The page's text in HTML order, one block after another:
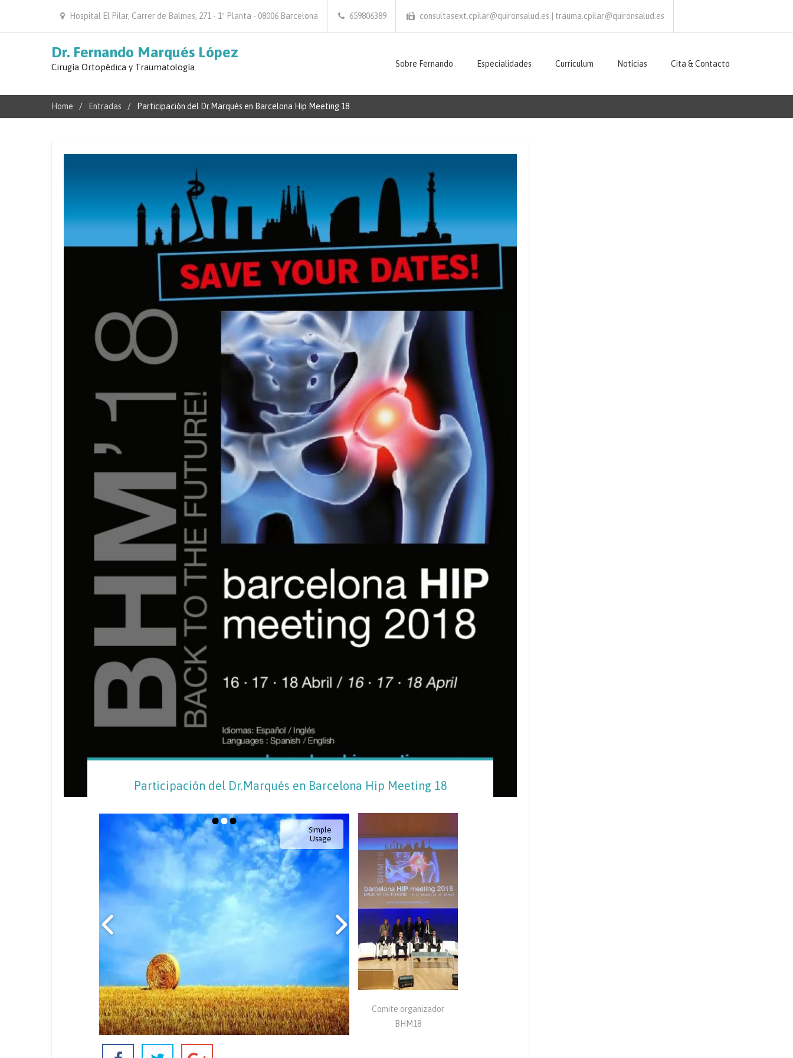
Hospital El Pilar, Carrer de Balmes, 271 - 1º Planta - 08006 Barcelona 659806389 consultasext.cpilar@quironsalud.es | trauma.cpilar@quironsalud.es
Dr. Fernando Marqués López
Cirugía Ortopédica y Traumatología Sobre Fernando Especialidades Curriculum Notícias Cita & Contacto
Home Entradas Participación del Dr.Marqués en Barcelona Hip Meeting 18
Participación del Dr.Marqués en Barcelona Hip Meeting 18
Comite organizador
BHM18
Simple
Usage